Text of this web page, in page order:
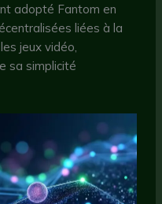
adopté Fantom en
liées à la
jeux vidéo,
sa simplicité